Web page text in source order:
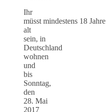
Ihr
müsst mindestens 18 Jahre
alt
sein, in
Deutschland
wohnen
und
bis
Sonntag,
den
28. Mai
2017